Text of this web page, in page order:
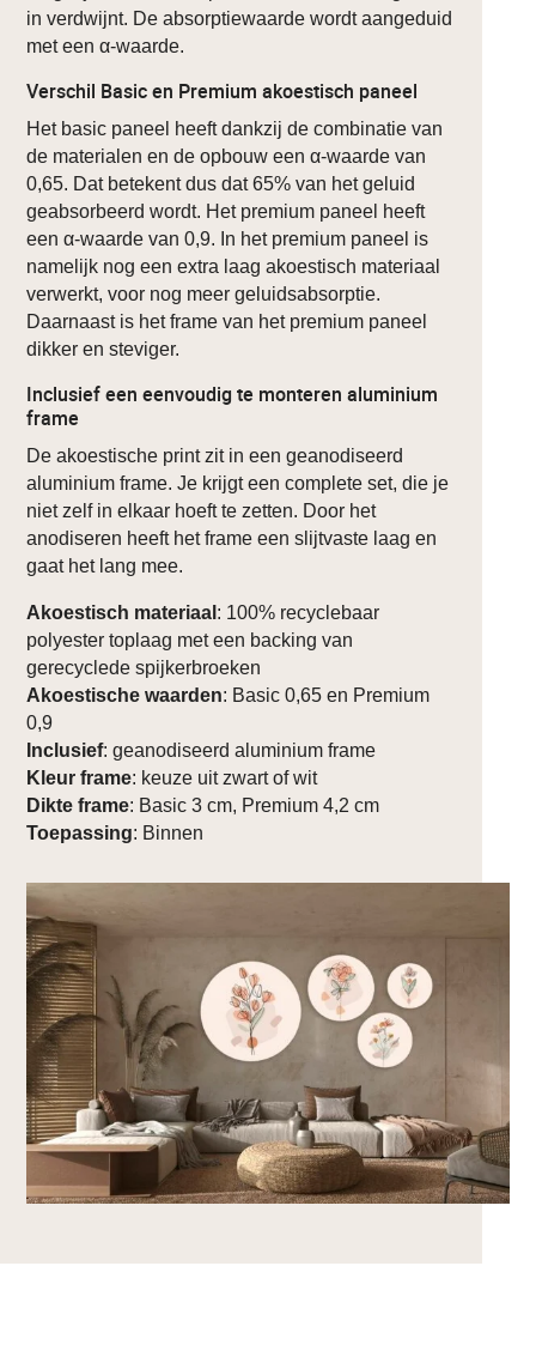
in verdwijnt. De absorptiewaarde wordt aangeduid
met een α-waarde.
Verschil Basic en Premium akoestisch paneel
Het basic paneel heeft dankzij de combinatie van
de materialen en de opbouw een α-waarde van
0,65. Dat betekent dus dat 65% van het geluid
geabsorbeerd wordt. Het premium paneel heeft
een α-waarde van 0,9. In het premium paneel is
namelijk nog een extra laag akoestisch materiaal
verwerkt, voor nog meer geluidsabsorptie.
Daarnaast is het frame van het premium paneel
dikker en steviger.
Inclusief een eenvoudig te monteren aluminium
frame
De akoestische print zit in een geanodiseerd
aluminium frame. Je krijgt een complete set, die je
niet zelf in elkaar hoeft te zetten. Door het
anodiseren heeft het frame een slijtvaste laag en
gaat het lang mee.
Akoestisch materiaal : 100% recyclebaar
polyester toplaag met een backing van
gerecyclede spijkerbroeken
Akoestische waarden: Basic 0,65 en Premium
0,9
Inclusief: geanodiseerd aluminium frame
Kleur frame: keuze uit zwart of wit
Dikte frame: Basic 3 cm, Premium 4,2 cm
Toepassing: Binnen